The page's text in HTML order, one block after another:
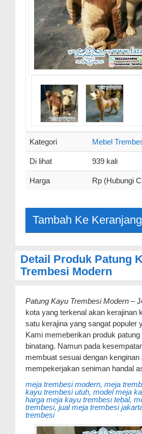
Kategori Mebel
Di lihat 939 kali
Harga Rp (Hubungi
Detail Produk Patung
Trembesi Modern
Patung Kayu Trembesi Modern –
kota yang terkenal akan kerajinan
satu kerajina yang sangat populer
Kami memeberikan produk
binatang. Namun pada
membuat sesuai dengan kenginan
mempekerjakan seniman handal
meja trembesi modern, meja
kayu trembesi utuh, model meja
harga meja kayu trembesi tebal,
trembesi, jual meja trembesi
trembesi